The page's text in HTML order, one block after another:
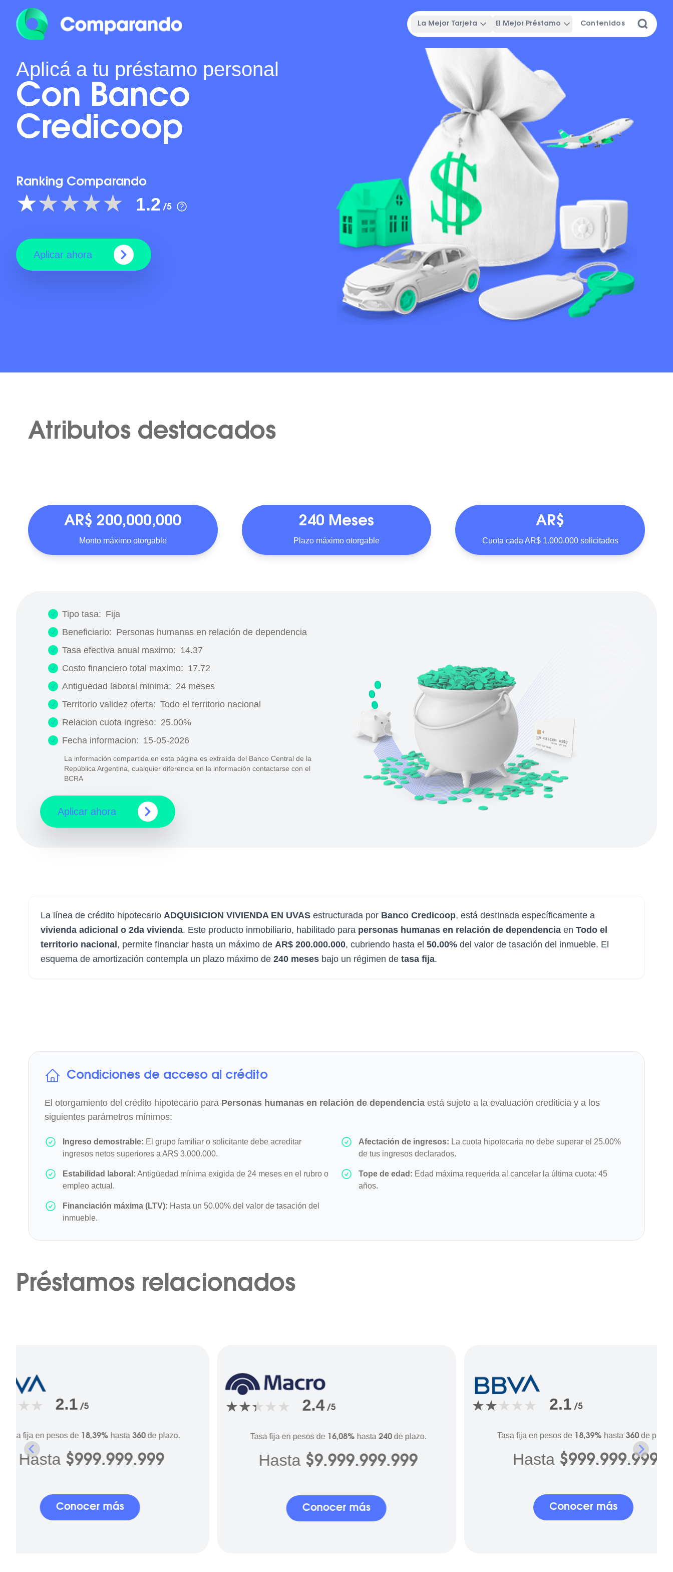
La Mejor Tarjeta El Mejor Préstamo Contenidos
Aplicá a tu préstamo personal
Con Banco
Credicoop
Ranking Comparando
1.2 /5
Aplicar ahora
Atributos destacados
AR$ 200,000,000
Monto máximo otorgable
240 Meses
Plazo máximo otorgable
AR$
Cuota cada AR$ 1.000.000 solicitados
Tipo tasa: Fija
Beneficiario: Personas humanas en relación de dependencia
Tasa efectiva anual maximo: 14.37
Costo financiero total maximo: 17.72
Antiguedad laboral minima: 24 meses
Territorio validez oferta: Todo el territorio nacional
Relacion cuota ingreso: 25.00%
Fecha informacion: 15-05-2026
La información compartida en esta página es extraída del Banco Central de la
República Argentina, cualquier diferencia en la información contactarse con el
BCRA
Aplicar ahora
La línea de crédito hipotecario ADQUISICION VIVIENDA EN UVAS estructurada por Banco Credicoop, está destinada específicamente a
vivienda adicional o 2da vivienda. Este producto inmobiliario, habilitado para personas humanas en relación de dependencia en Todo el
territorio nacional, permite financiar hasta un máximo de AR$ 200.000.000, cubriendo hasta el 50.00% del valor de tasación del inmueble. El
esquema de amortización contempla un plazo máximo de 240 meses bajo un régimen de tasa fija.
Condiciones de acceso al crédito
El otorgamiento del crédito hipotecario para Personas humanas en relación de dependencia está sujeto a la evaluación crediticia y a los
siguientes parámetros mínimos:
Ingreso demostrable: El grupo familiar o solicitante debe acreditar
ingresos netos superiores a AR$ 3.000.000.
Estabilidad laboral: Antigüedad mínima exigida de 24 meses en el rubro o
empleo actual.
Financiación máxima (LTV): Hasta un 50.00% del valor de tasación del
inmueble.
Afectación de ingresos: La cuota hipotecaria no debe superar el 25.00%
de tus ingresos declarados.
Tope de edad: Edad máxima requerida al cancelar la última cuota: 45
años.
Préstamos relacionados
2.1 /5
Tasa fija en pesos de 18,39% hasta 360de plazo.
Hasta $999.999.999
Conocer más
2.4 /5
Tasa fija en pesos de 16,08% hasta 240de plazo.
Hasta $9.999.999.999
Conocer más
2.1 /5
Tasa fija en pesos de 18,39% hasta 360de plazo.
Hasta $999.999.999
Conocer más